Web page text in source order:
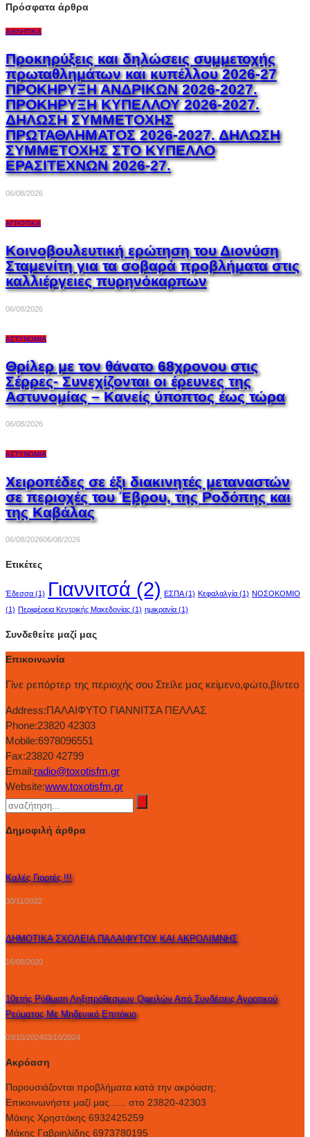
Πρόσφατα άρθρα
ΑΘΛΗΤΙΚΆ
Προκηρύξεις και δηλώσεις συμμετοχής
πρωταθλημάτων και κυπέλλου 2026-27
ΠΡΟΚΗΡΥΞΗ ΑΝΔΡΙΚΩΝ 2026-2027.
ΠΡΟΚΗΡΥΞΗ ΚΥΠΕΛΛΟΥ 2026-2027.
ΔΗΛΩΣΗ ΣΥΜΜΕΤΟΧΗΣ
ΠΡΩΤΑΘΛΗΜΑΤΟΣ 2026-2027. ΔΗΛΩΣΗ
ΣΥΜΜΕΤΟΧΗΣ ΣΤΟ ΚΥΠΕΛΛΟ
ΕΡΑΣΙΤΕΧΝΩΝ 2026-27.
06/08/2026
ΑΓΡΟΤΙΚΆ
Κοινοβουλευτική ερώτηση του Διονύση
Σταμενίτη για τα σοβαρά προβλήματα στις
καλλιέργειες πυρηνόκαρπων
06/08/2026
ΑΣΤΥΝΟΜΊΑ
Θρίλερ με τον θάνατο 68χρονου στις
Σέρρες- Συνεχίζονται οι έρευνες της
Αστυνομίας – Κανείς ύποπτος έως τώρα
06/08/2026
ΑΣΤΥΝΟΜΊΑ
Χειροπέδες σε έξι διακινητές μεταναστών
σε περιοχές του Έβρου, της Ροδόπης και
της Καβάλας
06/08/202606/08/2026
Ετικέτες
Έδεσσα (1) Γιαννιτσά (2) ΕΣΠΑ(1) Κεφαλαλγία (1) ΝΟΣΟΚΟΜΙΟ
(1) Περιφέρεια Κεντρικής Μακεδονίας (1) ημικρανία (1)
Συνδεθείτε μαζί μας
Επικοινωνία
Γίνε ρεπόρτερ της περιοχής σου Στείλε μας κείμενο,φώτο,βίντεο
Address:ΠΑΛΑΙΦΥΤΟ ΓΙΑΝΝΙΤΣΑ ΠΕΛΛΑΣ
Phone:23820 42303
Mobile:6978096551
Fax:23820 42799
Email:radio@toxotisfm.gr
Website:www.toxotisfm.gr
Δημοφιλή άρθρα
Καλές Γιορτές !!!
30/11/2022
ΔΗΜΟΤΙΚΑ ΣΧΟΛΕΙΑ ΠΑΛΑΙΦΥΤΟΥ ΚΑΙ ΑΚΡΟΛΙΜΝΗΣ
16/06/2020
10ετής Ρύθμιση Ληξιπρόθεσμων Οφειλών Από Συνδέσεις Αγροτικού
Ρεύματος Με Μηδενικό Επιτόκιο
03/10/202403/10/2024
Ακρόαση
Παρουσιάζονται προβλήματα κατά την ακρόαση;
Επικοινωνήστε μαζί μας...... στο 23820-42303
Μάκης Χρηστάκης 6932425259
Μάκης Γαβριηλίδης 6973780195